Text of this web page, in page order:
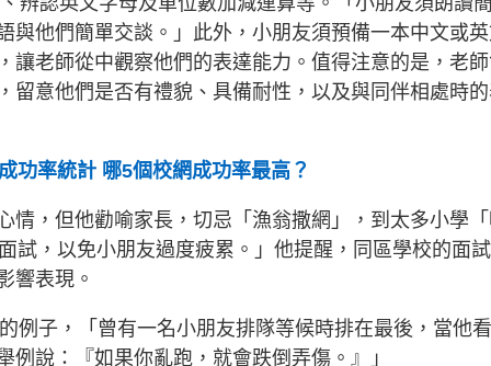
與他們簡單交談。」此外，小朋友須預備一本中文或
讓老師從中觀察他們的表達能力。值得注意的是，老
留意他們是否有禮貌、具備耐性，以及與同伴相處時
功率統計 哪5個校網成功率最高？
情，但他勸喻家長，切忌「漁翁撒網」，到太多小學
試，以免小朋友過度疲累。」他提醒，同區學校的面試
響表現。
例子，「曾有一名小朋友排隊等候時排在最後，當他看
說：『如果你亂跑，就會跌倒弄傷。』」